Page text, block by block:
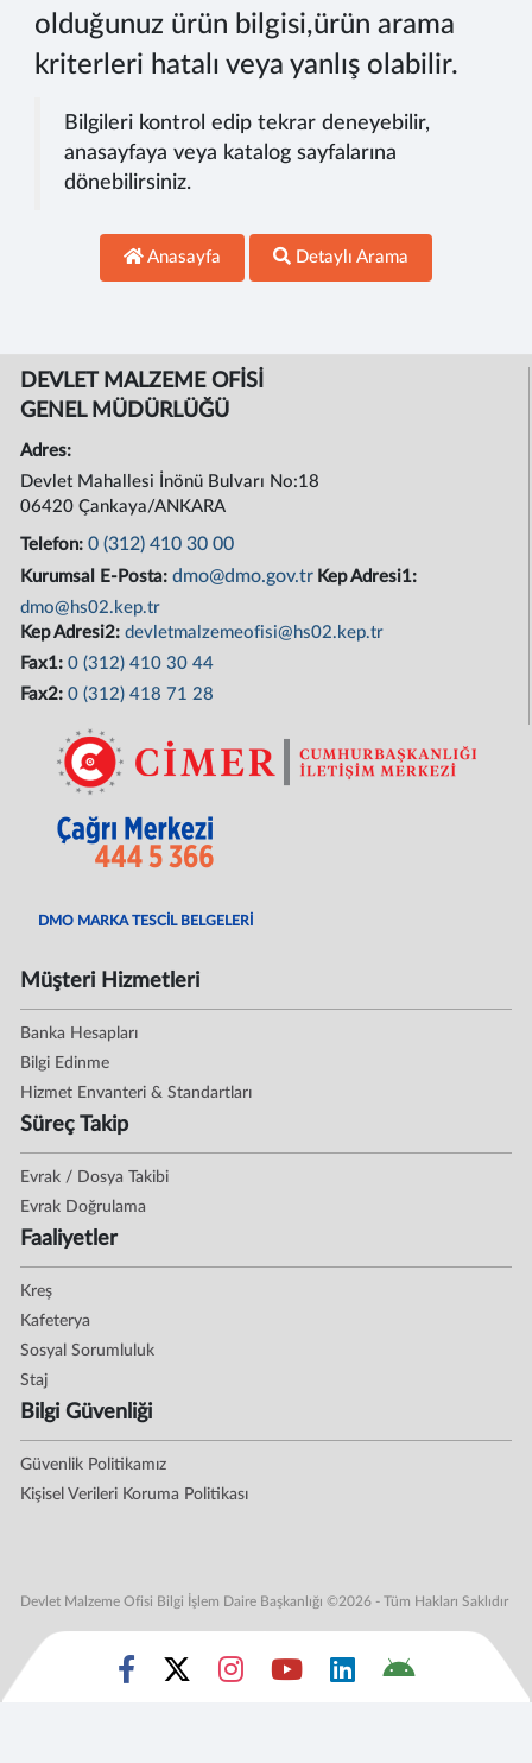
olduğunuz ürün bilgisi,ürün arama
kriterleri hatalı veya yanlış olabilir.
Bilgileri kontrol edip tekrar deneyebilir,
anasayfaya veya katalog sayfalarına
dönebilirsiniz.
Anasayfa Detaylı Arama
DEVLET MALZEME OFİSİ
GENEL MÜDÜRLÜĞÜ
Adres:
Devlet Mahallesi İnönü Bulvarı No:18
06420 Çankaya/ANKARA
Telefon:0 (312) 410 30 00
Kurumsal E-Posta:dmo@dmo.gov.tr Kep Adresi1:
dmo@hs02.kep.tr
Kep Adresi2:devletmalzemeofisi@hs02.kep.tr
Fax1:0 (312) 410 30 44
Fax2:0 (312) 418 71 28
DMO MARKA TESCİL BELGELERİ
Müşteri Hizmetleri
Banka Hesapları
Bilgi Edinme
Hizmet Envanteri & Standartları
Süreç Takip
Evrak / Dosya Takibi
Evrak Doğrulama
Faaliyetler
Kreş
Kafeterya
Sosyal Sorumluluk
Staj
Bilgi Güvenliği
Güvenlik Politikamız
Kişisel Verileri Koruma Politikası
Devlet Malzeme Ofisi Bilgi İşlem Daire Başkanlığı ©2026 - Tüm Hakları Saklıdır